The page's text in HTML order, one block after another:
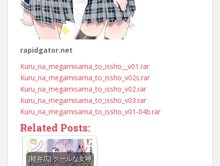
rapidgator.net
Kuru_na_megamisama_to_issho__v01.rar
Kuru_na_megamisama_to_issho_v02s.rar
Kuru_na_megamisama_to_issho_v02.rar
Kuru_na_megamisama_to_issho_v03.rar
Kuru_na_megamisama_to_issho_v01-04b.rar
Related Posts:
[軽井広] クールな女神